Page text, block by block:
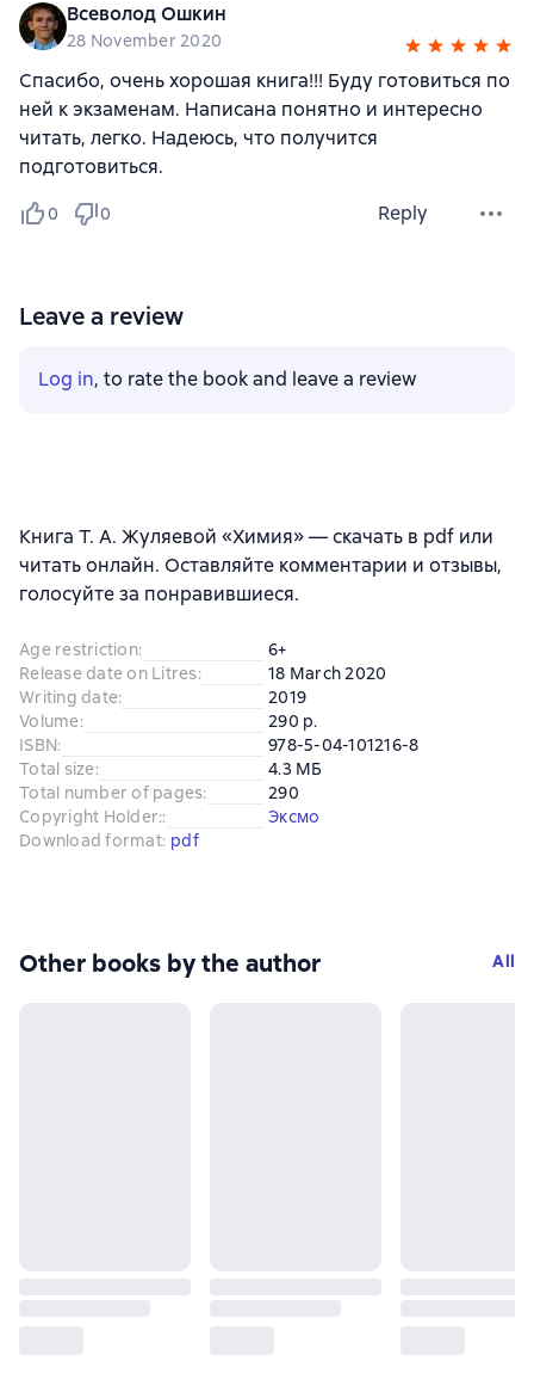
Всеволод Ошкин
28 November 2020
Спасибо, очень хорошая книга!!! Буду готовиться по
ней к экзаменам. Написана понятно и интересно
читать, легко. Надеюсь, что получится
подготовиться.
0 0 Reply
Leave a review
Log in, to rate the book and leave a review
Книга Т. А. Жуляевой «Химия» — скачать в pdf или
читать онлайн. Оставляйте комментарии и отзывы,
голосуйте за понравившиеся.
Age restriction:
6+
Release date on Litres:
18 March 2020
Writing date:
2019
Volume:
290 p.
ISBN:
978-5-04-101216-8
Total size:
4.3 МБ
Total number of pages:
290
Copyright Holder::
Эксмо
Download format: pdf
Other books by the author All